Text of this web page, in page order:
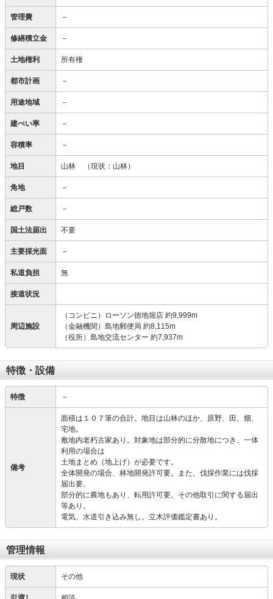
管理費 －
修繕積立金 －
土地権利 所有権
都市計画 －
用途地域 －
建ぺい率 －
容積率 －
地目 山林 （現状：山林）
角地 －
総戸数 －
国土法届出 不要
主要採光面 －
私道負担 無
接道状況
周辺施設
（コンビニ）ローソン徳地堀店 約9,999m
（金融機関）島地郵便局 約8,115m
（役所）島地交流センター 約7,937m
特徴・設備
特徴 －
備考
面積は１０７筆の合計。地目は山林のほか、原野、田、畑、
宅地。
敷地内老朽古家あり。対象地は部分的に分散地につき、一体
利用の場合は
土地まとめ（地上げ）が必要です。
全体開発の場合、林地開発許可要。また、伐採作業には伐採
届出要。
部分的に農地もあり、転用許可要。その他取引に関する届出
等あり。
電気、水道引き込み無し。立木評価鑑定書あり。
管理情報
現状 その他